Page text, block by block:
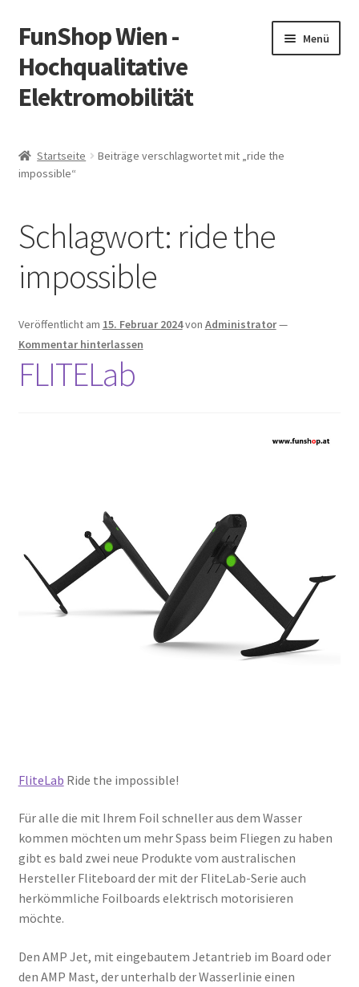
Zur
Navigation
springen
Zum
Inhalt
springen
FunShop Wien -
Hochqualitative
Elektromobilität
Menü
Informationen zur Rechtslage in Österreich
Über FunShop
Zum Onlineshop in der Web Version
Startseite
Beiträge verschlagwortet mit „ride the
impossible“
Schlagwort: ride the
impossible
Veröffentlicht am 15. Februar 2024von Administrator—
Kommentar hinterlassen
FLITELab
FliteLab Ride the impossible!
Für alle die mit Ihrem Foil schneller aus dem Wasser
kommen möchten um mehr Spass beim Fliegen zu haben
gibt es bald zwei neue Produkte vom australischen
Hersteller Fliteboard der mit der FliteLab-Serie auch
herkömmliche Foilboards elektrisch motorisieren
möchte.
Den AMP Jet, mit eingebautem Jetantrieb im Board oder
den AMP Mast, der unterhalb der Wasserlinie einen